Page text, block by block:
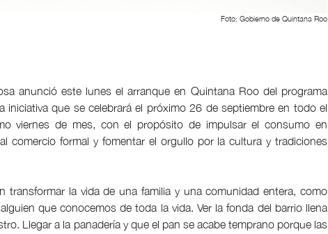
Foto: Gobierno de Quintana Roo
anunció este lunes el arranque en Quintana Roo del programa
iniciativa que se celebrará el próximo 26 de septiembre en todo el
viernes de mes, con el propósito de impulsar el consumo en
comercio formal y fomentar el orgullo por la cultura y tradiciones
transformar la vida de una familia y una comunidad entera, como
que conocemos de toda la vida. Ver la fonda del barrio llena
Llegar a la panadería y que el pan se acabe temprano porque las